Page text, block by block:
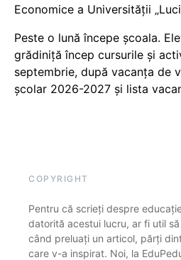
Economice a Universității
Peste o lună începe școala.
grădiniță încep cursurile și
septembrie, după vacanța de
școlar 2026-2027 și lista
COPYRIGHT
Pentru că scrieți despre
datorită acestui lucru, ar fi util
când preluați un articol, părți
care v-a inspirat. Noi, la